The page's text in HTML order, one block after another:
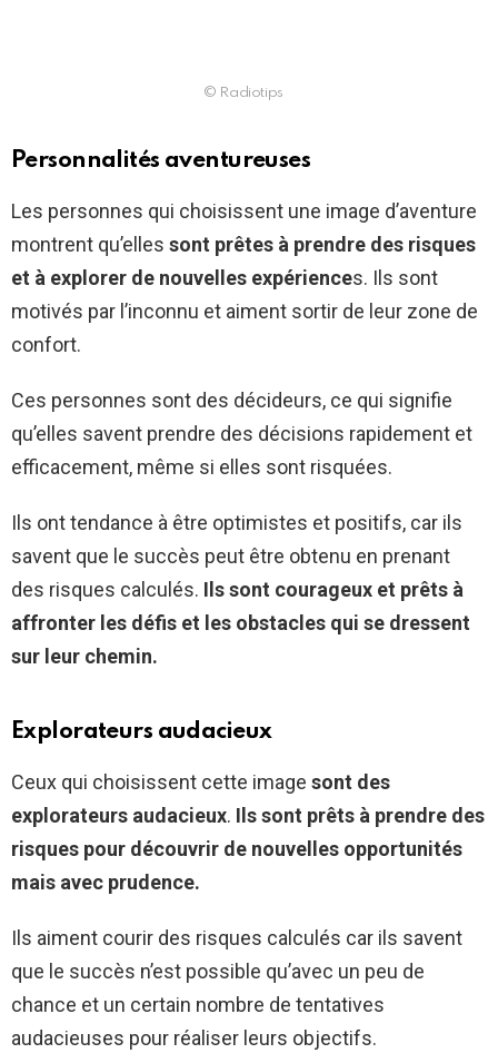
© Radiotips
Personnalités aventureuses
Les personnes qui choisissent une image d’aventure
montrent qu’elles sont prêtes à prendre des risques
et à explorer de nouvelles expériences. Ils sont
motivés par l’inconnu et aiment sortir de leur zone de
confort.
Ces personnes sont des décideurs, ce qui signifie
qu’elles savent prendre des décisions rapidement et
efficacement, même si elles sont risquées.
Ils ont tendance à être optimistes et positifs, car ils
savent que le succès peut être obtenu en prenant
des risques calculés. Ils sont courageux et prêts à
affronter les défis et les obstacles qui se dressent
sur leur chemin.
Explorateurs audacieux
Ceux qui choisissent cette image sont des
explorateurs audacieux. Ils sont prêts à prendre des
risques pour découvrir de nouvelles opportunités
mais avec prudence.
Ils aiment courir des risques calculés car ils savent
que le succès n’est possible qu’avec un peu de
chance et un certain nombre de tentatives
audacieuses pour réaliser leurs objectifs.